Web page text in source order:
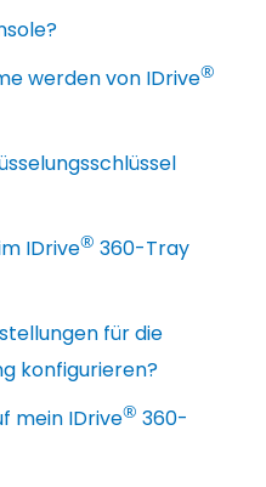
werden von IDrive®
IDrive® 360-Tray
für die
konfigurieren?
mein IDrive® 360-